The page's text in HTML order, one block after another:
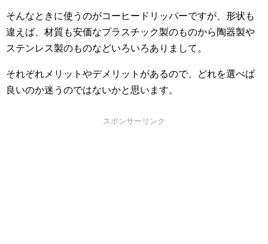
そんなときに使うのがコーヒードリッパーですが、形状も
違えば、材質も安価なプラスチック製のものから陶器製や
ステンレス製のものなどいろいろありまして。
それぞれメリットやデメリットがあるので、どれを選べば
良いのか迷うのではないかと思います。
スポンサーリンク